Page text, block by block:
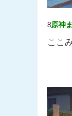
8原神
ここ